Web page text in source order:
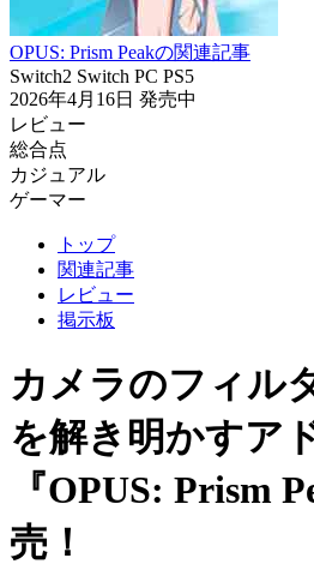
OPUS: Prism Peakの関連記事
Switch2 Switch PC PS5
2026年4月16日 発売中
レビュー
総合点
カジュアル
ゲーマー
トップ
関連記事
レビュー
掲示板
カメラのフィル
を解き明かすア
『OPUS: Prism
売！